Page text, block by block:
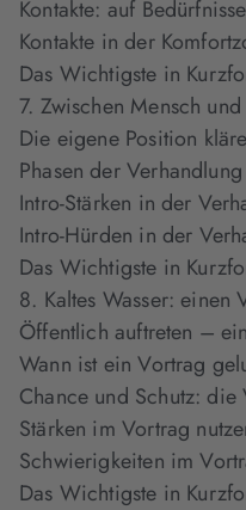
Kontakte: auf
Kontakte in der
Das Wichtigste in
7. Zwischen Mensch
Die eigene Position
Phasen der Verhandlung
Intro-Stärken in der
Intro-Hürden in der
Das Wichtigste in
8. Kaltes Wasser: einen
Öffentlich auftreten –
Wann ist ein Vortrag
Chance und Schutz:
Stärken im Vortrag
Schwierigkeiten im
Das Wichtigste in